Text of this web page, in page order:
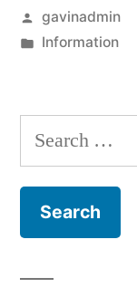
Posted
by
gavinadmin
Posted
Information
Search
for: